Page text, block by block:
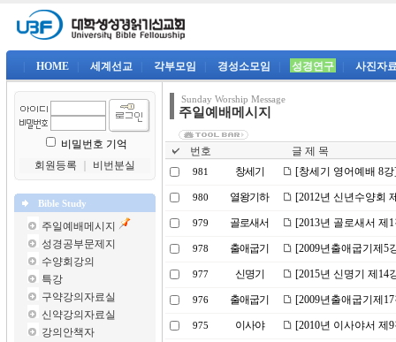
HOME 세계선교 각부모임 경성소모임 성경연구 사진자
비밀번호 기억
회원등록
비번분실
Bible Study
주일예배메시지
성경공부문제지
수양회강의
특강
구약강의자료실
신약강의자료실
강의안책자
Sunday Worship Message
주일예배메시지
번호 글 제 목
981 창세기 [창세기 영어예배 8
980 열왕기하 [2012년 신년수양회
979 골로새서 [2013년 골로새서 제
978 출애굽기 [2009년출애굽기제5
977 신명기 [2015년 신명기 제14
976 출애굽기 [2009년출애굽기제
975 이사야 [2010년 이사야서 제